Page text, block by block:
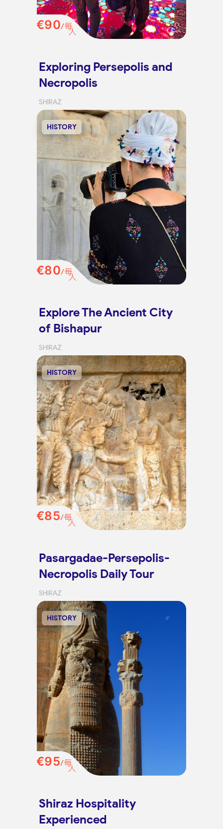
€90/每
人
Exploring Persepolis and
Necropolis
SHIRAZ
HISTORY
€80/每
人
Explore The Ancient City
of Bishapur
SHIRAZ
HISTORY
€85/每
人
Pasargadae-Persepolis-
Necropolis Daily Tour
SHIRAZ
HISTORY
€95/每
人
Shiraz Hospitality
Experienced